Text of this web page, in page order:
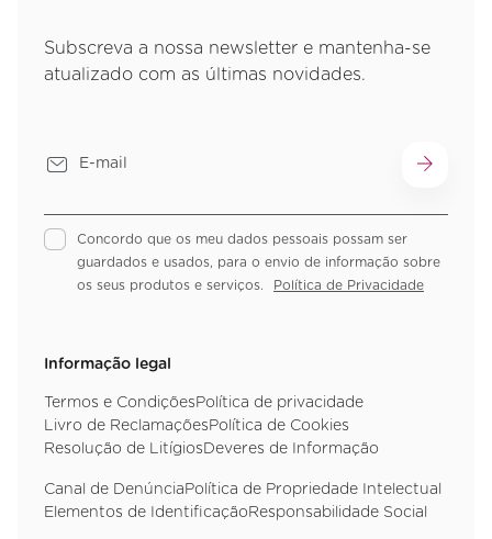
Subscreva a nossa newsletter e mantenha-se
atualizado com as últimas novidades.
Concordo que os meu dados pessoais possam ser
guardados e usados, para o envio de informação sobre
os seus produtos e serviços.
Política de Privacidade
Informação legal
Termos e Condições Política de privacidade
Livro de Reclamações Política de Cookies
Resolução de Litígios Deveres de Informação
Canal de Denúncia Política de Propriedade Intelectual
Elementos de Identificação Responsabilidade Social